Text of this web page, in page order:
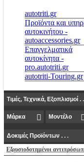
autotriti.gr
Προϊόντα και
αυτοκινήτου -
autoaccessories.gr
Επαγγελματικά
αυτοκίνητα -
pro.autotriti.gr
autotriti-Touring.gr
Εξουσιοδοτημένοι